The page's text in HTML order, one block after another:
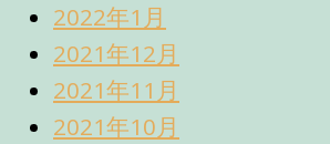
2022年1月
2021年12月
2021年11月
2021年10月